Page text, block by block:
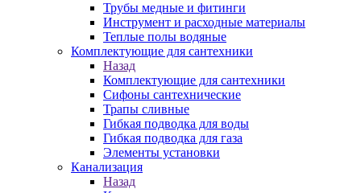
Трубы медные и фитинги
Инструмент и расходные материалы
Теплые полы водяные
Комплектующие для сантехники
Назад
Комплектующие для сантехники
Сифоны сантехнические
Трапы сливные
Гибкая подводка для воды
Гибкая подводка для газа
Элементы установки
Канализация
Назад